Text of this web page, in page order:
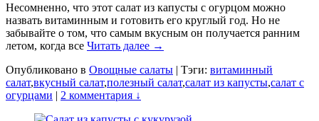
Несомненно, что этот салат из капусты с огурцом можно
назвать витаминным и готовить его круглый год. Но не
забывайте о том, что самым вкусным он получается ранним
летом, когда все Читать далее →
Опубликовано в Овощные салаты | Тэги: витаминный
салат,вкусный салат,полезный салат,салат из капусты,салат с
огурцами | 2 комментария ↓